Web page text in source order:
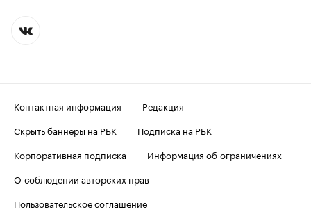
Контактная информация
Редакция
Скрыть баннеры на РБК
Подписка на РБК
Корпоративная подписка
Информация об ограничениях
О соблюдении авторских прав
Пользовательское соглашение